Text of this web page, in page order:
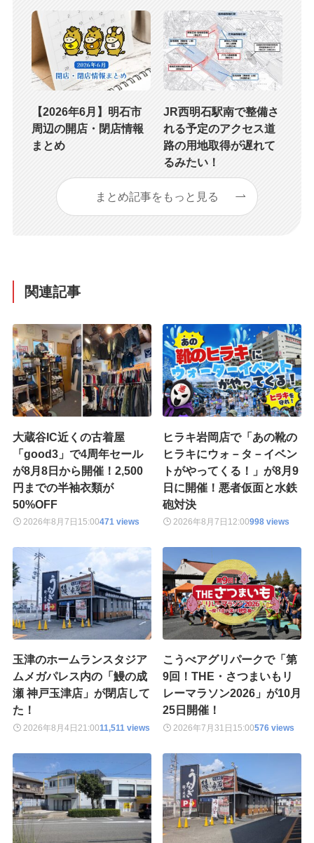
【2026年6月】明石市
周辺の開店・閉店情報
まとめ
JR西明石駅南で整備さ
れる予定のアクセス道
路の用地取得が遅れて
るみたい！
まとめ記事をもっと見る
関連記事
大蔵谷IC近くの古着屋
「good3」で4周年セール
が8月8日から開催！2,500
円までの半袖衣類が
50%OFF
2026年8月7日 15:00471 views
ヒラキ岩岡店で「あの靴の
ヒラキにウォ－タ－イベン
トがやってくる！」が8月9
日に開催！悪者仮面と水鉄
砲対決
2026年8月7日 12:00998 views
玉津のホームランスタジア
ムメガパレス内の「鰻の成
瀬 神戸玉津店」が閉店して
た！
2026年8月4日 21:0011,511 views
こうべアグリパークで「第
9回！THE・さつまいもリ
レーマラソン2026」が10月
25日開催！
2026年7月31日 15:00576 views